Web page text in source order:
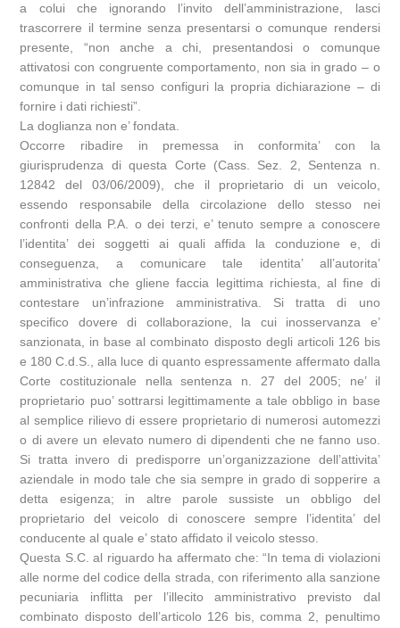
a colui che ignorando l’invito dell’amministrazione, lasci
trascorrere il termine senza presentarsi o comunque rendersi
presente, “non anche a chi, presentandosi o comunque
attivatosi con congruente comportamento, non sia in grado – o
comunque in tal senso configuri la propria dichiarazione – di
fornire i dati richiesti”.
La doglianza non e’ fondata.
Occorre ribadire in premessa in conformita’ con la
giurisprudenza di questa Corte (Cass. Sez. 2, Sentenza n.
12842 del 03/06/2009), che il proprietario di un veicolo,
essendo responsabile della circolazione dello stesso nei
confronti della P.A. o dei terzi, e’ tenuto sempre a conoscere
l’identita’ dei soggetti ai quali affida la conduzione e, di
conseguenza, a comunicare tale identita’ all’autorita’
amministrativa che gliene faccia legittima richiesta, al fine di
contestare un’infrazione amministrativa. Si tratta di uno
specifico dovere di collaborazione, la cui inosservanza e’
sanzionata, in base al combinato disposto degli articoli 126 bis
e 180 C.d.S., alla luce di quanto espressamente affermato dalla
Corte costituzionale nella sentenza n. 27 del 2005; ne’ il
proprietario puo’ sottrarsi legittimamente a tale obbligo in base
al semplice rilievo di essere proprietario di numerosi automezzi
o di avere un elevato numero di dipendenti che ne fanno uso.
Si tratta invero di predisporre un’organizzazione dell’attivita’
aziendale in modo tale che sia sempre in grado di sopperire a
detta esigenza; in altre parole sussiste un obbligo del
proprietario del veicolo di conoscere sempre l’identita’ del
conducente al quale e’ stato affidato il veicolo stesso.
Questa S.C. al riguardo ha affermato che: “In tema di violazioni
alle norme del codice della strada, con riferimento alla sanzione
pecuniaria inflitta per l’illecito amministrativo previsto dal
combinato disposto dell’articolo 126 bis, comma 2, penultimo